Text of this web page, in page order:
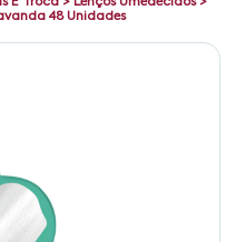
Paraíba
48 Unidades